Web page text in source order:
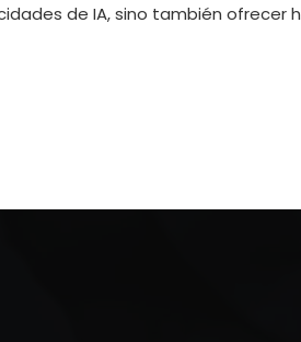
de IA, sino también ofrecer